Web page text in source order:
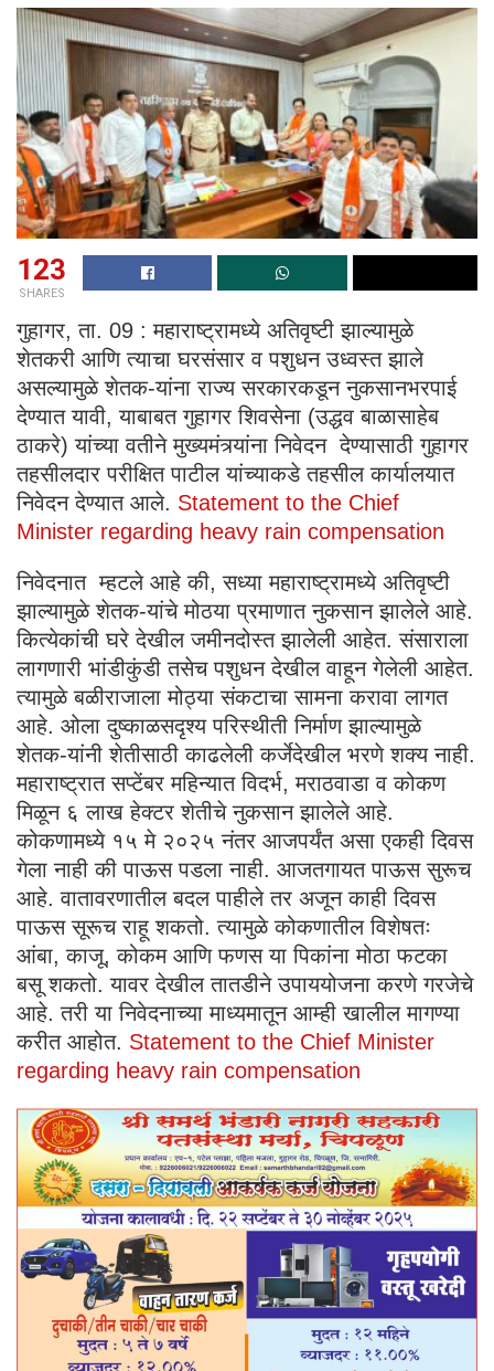
123
SHARES
गुहागर, ता. 09 : महाराष्ट्रामध्ये अतिवृष्टी झाल्यामुळे
शेतकरी आणि त्याचा घरसंसार व पशुधन उध्वस्त झाले
असल्यामुळे शेतक-यांना राज्य सरकारकडून नुकसानभरपाई
देण्यात यावी, याबाबत गुहागर शिवसेना (उद्धव बाळासाहेब
ठाकरे) यांच्या वतीने मुख्यमंत्र्यांना निवेदन देण्यासाठी गुहागर
तहसीलदार परीक्षित पाटील यांच्याकडे तहसील कार्यालयात
निवेदन देण्यात आले. Statement to the Chief
Minister regarding heavy rain compensation
निवेदनात म्हटले आहे की, सध्या महाराष्ट्रामध्ये अतिवृष्टी
झाल्यामुळे शेतक-यांचे मोठया प्रमाणात नुकसान झालेले आहे.
कित्येकांची घरे देखील जमीनदोस्त झालेली आहेत. संसाराला
लागणारी भांडीकुंडी तसेच पशुधन देखील वाहून गेलेली आहेत.
त्यामुळे बळीराजाला मोठ्या संकटाचा सामना करावा लागत
आहे. ओला दुष्काळसदृश्य परिस्थीती निर्माण झाल्यामुळे
शेतक-यांनी शेतीसाठी काढलेली कर्जेदेखील भरणे शक्य नाही.
महाराष्ट्रात सप्टेंबर महिन्यात विदर्भ, मराठवाडा व कोकण
मिळून ६ लाख हेक्टर शेतीचे नुकसान झालेले आहे.
कोकणामध्ये १५ मे २०२५ नंतर आजपर्यंत असा एकही दिवस
गेला नाही की पाऊस पडला नाही. आजतगायत पाऊस सुरूच
आहे. वातावरणातील बदल पाहीले तर अजून काही दिवस
पाऊस सूरूच राहू शकतो. त्यामुळे कोकणातील विशेषतः
आंबा, काजू, कोकम आणि फणस या पिकांना मोठा फटका
बसू शकतो. यावर देखील तातडीने उपाययोजना करणे गरजेचे
आहे. तरी या निवेदनाच्या माध्यमातून आम्ही खालील मागण्या
करीत आहोत. Statement to the Chief Minister
regarding heavy rain compensation